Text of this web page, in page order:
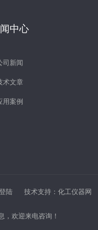
中心
司新闻
术文章
用案例
陆 技术支持： 化工仪器网
，欢迎来电咨询！